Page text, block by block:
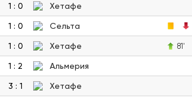
1 : 0 Хетафе
1 : 0 Сельта
1 : 0 Хетафе 81'
1 : 2 Альмерия
3 : 1 Хетафе